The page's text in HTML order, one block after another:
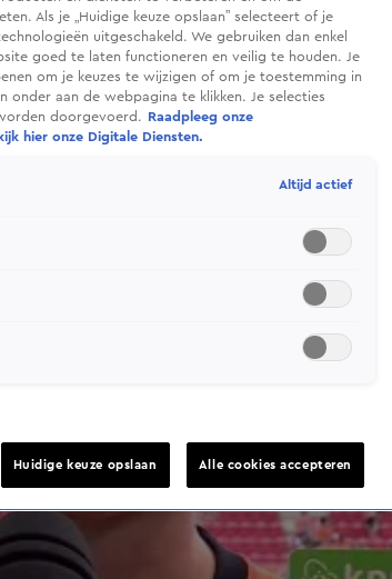
Als je „Huidige keuze opslaan” selecteert of je
uitgeschakeld. We gebruiken dan enkel
goed te laten functioneren en veilig te houden. Je
om je keuzes te wijzigen of om je toestemming in
onder aan de webpagina te klikken. Je selecties
doorgevoerd.
Raadpleeg onze
hier onze Digitale Diensten.
Altijd actief
Huidige keuze opslaan Alle cookies accepteren